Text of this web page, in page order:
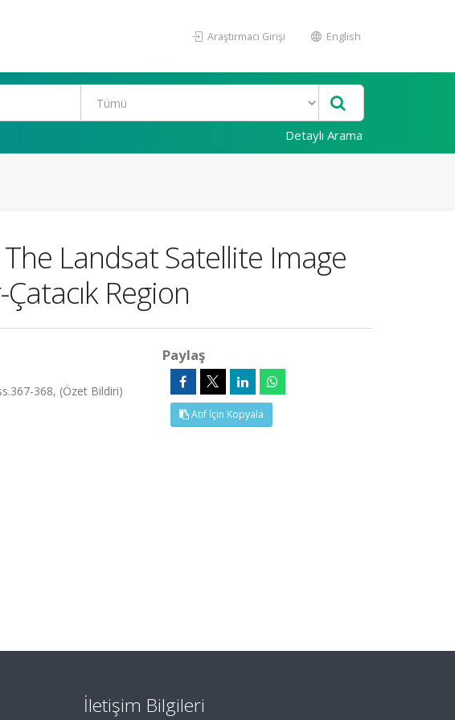
Araştırmacı Girişi English
Detaylı Arama
Landsat Satellite Image
Region
368, (Özet Bildiri)
Paylaş
Atıf İçin Kopyala
İletişim Bilgileri